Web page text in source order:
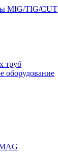
MIG/TIG/CUT
труб
оборудование